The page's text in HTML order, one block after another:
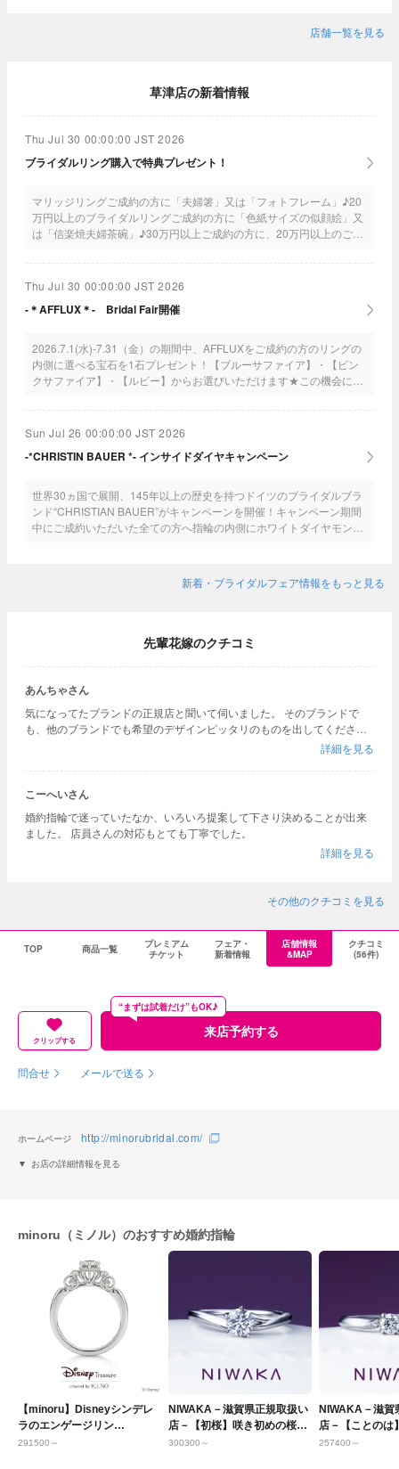
店舗一覧を見る
草津店の新着情報
Thu Jul 30 00:00:00 JST 2026
ブライダルリング購入で特典プレゼント！
マリッジリングご成約の方に「夫婦箸」又は「フォトフレーム」♪20
万円以上のブライダルリングご成約の方に「色紙サイズの似顔絵」又
は「信楽焼夫婦茶碗」♪30万円以上ご成約の方に、20万円以上のご成
お一つ♪40万円以上ご成約の方に、30万円以上のご成約特典に加え
「Ａ3サイズの似顔絵」「ブルーノホットプレート」の中からお二つ
トベア」「パールネックレス」の中からお二つプレゼント！
Thu Jul 30 00:00:00 JST 2026
-＊AFFLUX＊- Bridal Fair開催
2026.7.1(水)-7.31（金）の期間中、AFFLUXをご成約の方のリングの
内側に選べる宝石を1石プレゼント！【ブルーサファイア】・【ピン
クサファイア】・【ルビー】からお選びいただけます★この機会にぜ
Sun Jul 26 00:00:00 JST 2026
-*CHRISTIN BAUER *- インサイドダイヤキャンペーン
世界30ヵ国で展開、145年以上の歴史を持つドイツのブライダルブラ
ンド“CHRISTIAN BAUER”がキャンペーンを開催！キャンペーン期間
中にご成約いただいた全ての方へ指輪の内側にホワイトダイヤモンド
新着・ブライダルフェア情報をもっと見る
先輩花嫁のクチコミ
あんちゃさん
気になってたブランドの正規店と聞いて伺いました。 そのブランドで
も、他のブランドでも希望のデザインピッタリのものを出してくださる
とても知識豊富なスタッフさんがいらっしゃる所です。 いろんなものを
詳細を見る
こーへいさん
婚約指輪で迷っていたなか、いろいろ提案して下さり決めることが出来
ました。 店員さんの対応もとても丁寧でした。
詳細を見る
その他のクチコミを見る
TOP 商品一覧
プレミアム
チケット
フェア・
新着情報
店舗情報
&MAP
クチコミ
(56件)
クリップする
来店予約する
“まずは試着だけ”もOK♪
問合せ メールで送る
ホームページ http://minorubridal.com/
お店の詳細情報を見る
minoru（ミノル）のおすすめ婚約指輪
【minoru】Disneyシンデレ
ラのエンゲージリン
グ ケイ・ウノ
291500～
NIWAKA－滋賀県正規取扱い
店－【初桜】咲き初めの桜に
恋心を重ねて
300300～
NIWAKA－滋賀
店－【ことのは
日に 綴る想い
257400～